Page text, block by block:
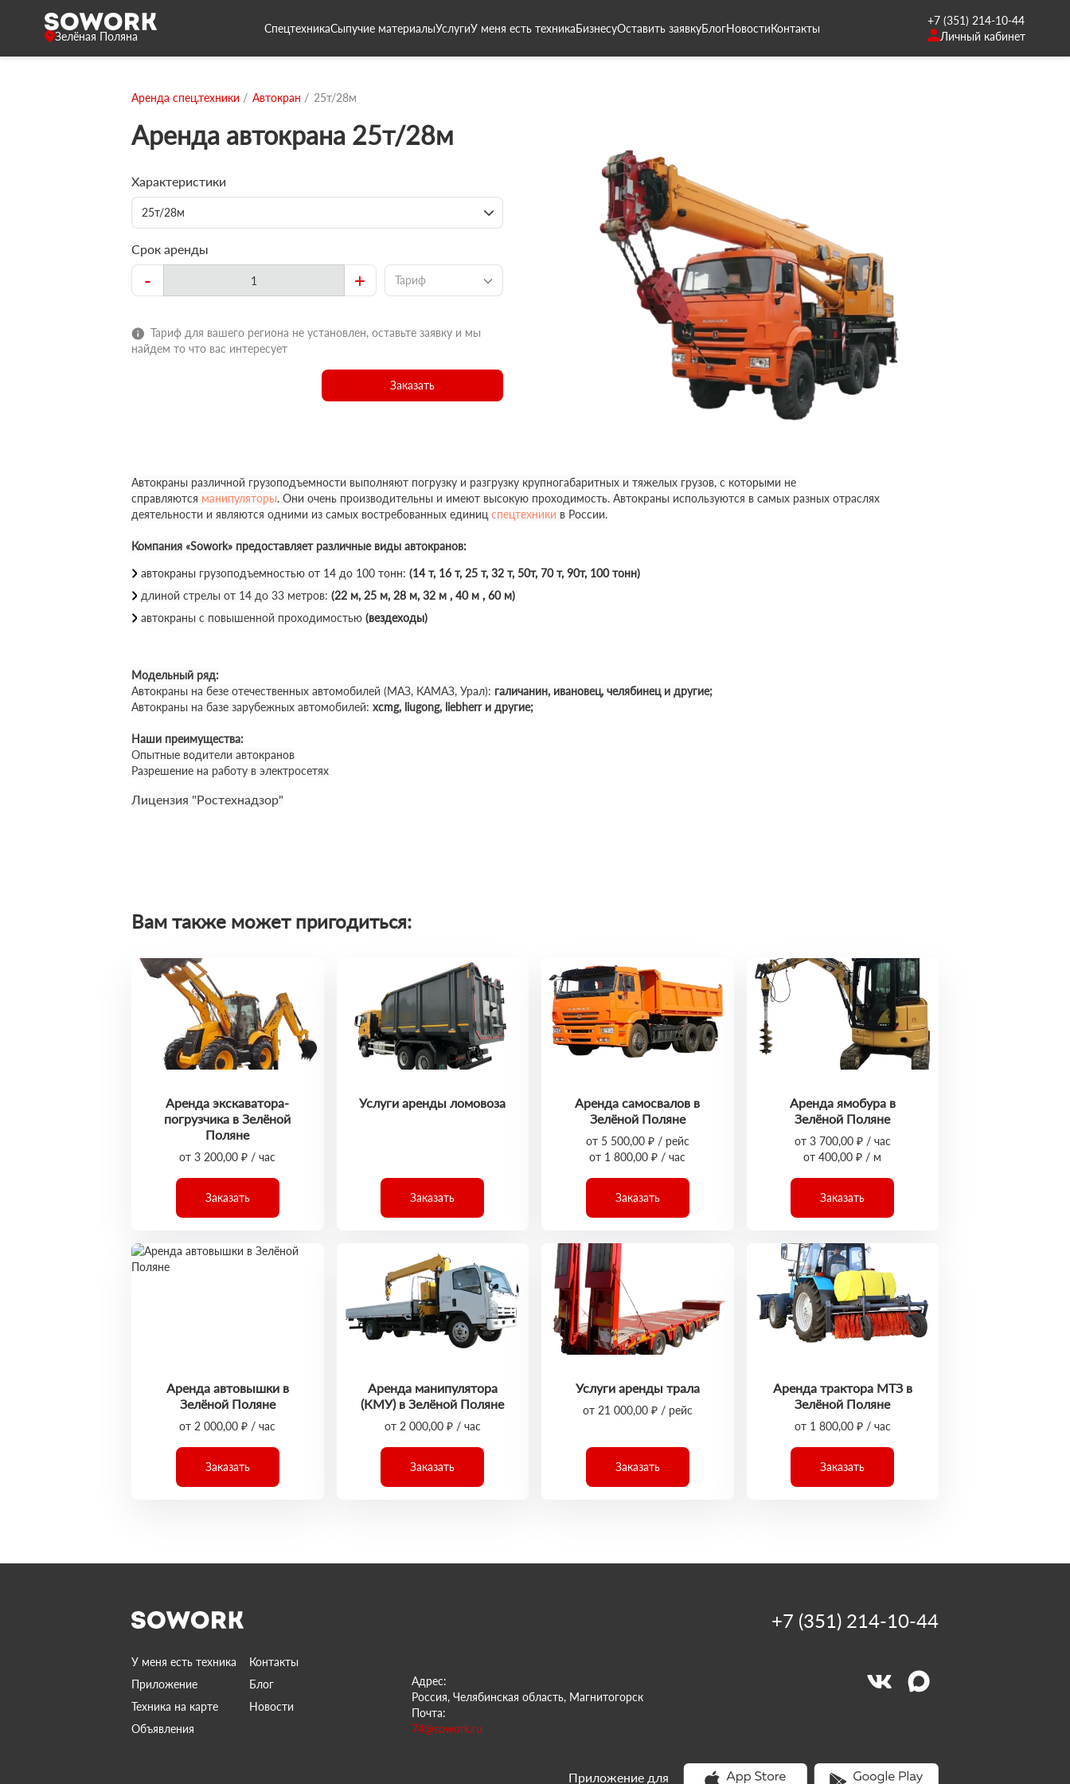
Зелёная Поляна
СпецтехникаСыпучие материалыУслугиУ меня есть техникаБизнесуОставить заявкуБлогНовостиКонтакты
+7 (351) 214-10-44
Личный кабинет
Аренда спец.техники Автокран 25т/28м
Аренда автокрана 25т/28м
Характеристики
25т/28м
Срок аренды
- + Тариф
Тариф для вашего региона не установлен, оставьте заявку и мы
найдем то что вас интересует
Заказать
Автокраны различной грузоподъемности выполняют погрузку и разгрузку крупногабаритных и тяжелых грузов, с которыми не
справляются манипуляторы. Они очень производительны и имеют высокую проходимость. Автокраны используются в самых разных отраслях
деятельности и являются одними из самых востребованных единиц спецтехники в России.
Компания «Sowork» предоставляет различные виды автокранов:
автокраны грузоподъемностью от 14 до 100 тонн: (14 т, 16 т, 25 т, 32 т, 50т, 70 т, 90т, 100 тонн)
длиной стрелы от 14 до 33 метров: (22 м, 25 м, 28 м, 32 м , 40 м , 60 м)
автокраны с повышенной проходимостью (вездеходы)
Модельный ряд:
Автокраны на безе отечественных автомобилей (МАЗ, КАМАЗ, Урал): галичанин, ивановец, челябинец и другие;
Автокраны на базе зарубежных автомобилей: xcmg, liugong, liebherr и другие;
Наши преимущества:
Опытные водители автокранов
Разрешение на работу в электросетях
Лицензия "Ростехнадзор"
Вам также может пригодиться:
Аренда экскаватора-
погрузчика в Зелёной
Поляне
от 3 200,00 ₽ / час
Заказать
Услуги аренды ломовоза
Заказать
Аренда самосвалов в
Зелёной Поляне
от 5 500,00 ₽ / рейс
от 1 800,00 ₽ / час
Заказать
Аренда ямобура в
Зелёной Поляне
от 3 700,00 ₽ / час
от 400,00 ₽ / м
Заказать
Аренда автовышки в
Зелёной Поляне
от 2 000,00 ₽ / час
Заказать
Аренда манипулятора
(КМУ) в Зелёной Поляне
от 2 000,00 ₽ / час
Заказать
Услуги аренды трала
от 21 000,00 ₽ / рейс
Заказать
Аренда трактора МТЗ в
Зелёной Поляне
от 1 800,00 ₽ / час
Заказать
У меня есть техника
Контакты
Приложение
Блог
Техника на карте
Новости
Объявления
Адрес:
Россия, Челябинская область, Магнитогорск
Почта:
74@sowork.ru
+7 (351) 214-10-44
Приложение для